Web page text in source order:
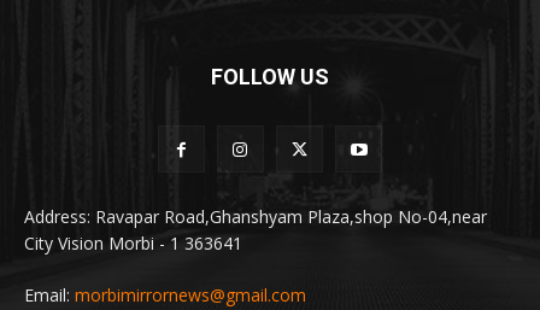
FOLLOW US
Address: Ravapar Road,Ghanshyam Plaza,shop No-04,near
City Vision Morbi - 1 363641
Email: morbimirrornews@gmail.com